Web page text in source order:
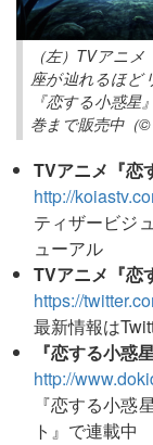
（左）TVアニ
座が辿れるほど
『恋する小惑
巻まで販売中（©
TVアニメ『恋
http://
ティザービジ
ューアル
TVアニメ『恋
https://
最新情報は
『恋する小惑
http://
『恋する小惑
ト』で連載中